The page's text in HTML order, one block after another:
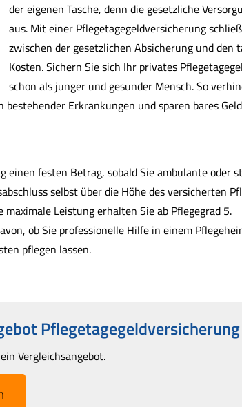
der eigenen Tasche, denn die gesetzliche
aus. Mit einer Pflegetagegeldversicherung
zwischen der gesetzlichen Absicherung und den
Kosten. Sichern Sie sich Ihr privates
schon als junger und gesunder Mensch. So
bestehender Erkrankungen und sparen bares
einen festen Betrag, sobald Sie ambulante oder
selbst über die Höhe des versicherten
Leistung erhalten Sie ab Pflegegrad 5.
ob Sie professionelle Hilfe in einem
pflegen lassen.
Pflegetagegeldversicherung
Vergleichsangebot.